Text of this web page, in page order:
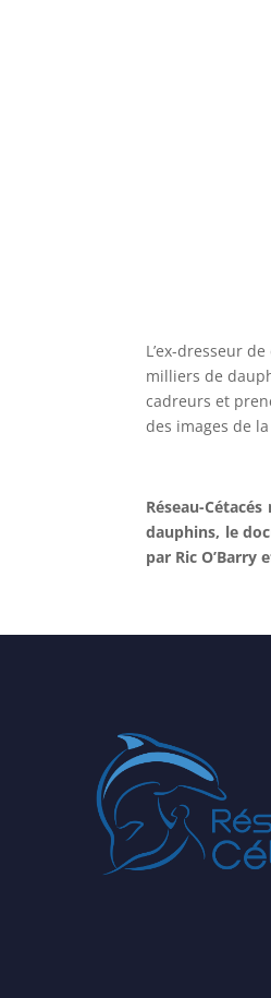
L’ex-dresseur
milliers de
cadreurs et
des images de
Réseau-
dauphins, le
par Ric O’Barry